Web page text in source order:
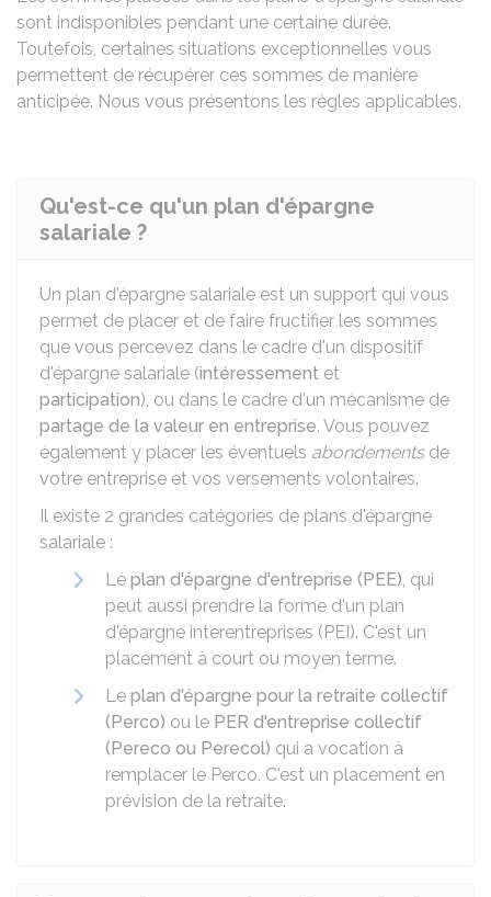
sont indisponibles pendant une certaine durée.
Toutefois, certaines situations exceptionnelles vous
permettent de récupérer ces sommes de manière
anticipée. Nous vous présentons les règles applicables.
Qu'est-ce qu'un plan d'épargne
salariale ?
Un plan d'épargne salariale est un support qui vous
permet de placer et de faire fructifier les sommes
que vous percevez dans le cadre d'un dispositif
d'épargne salariale (intéressement et
participation), ou dans le cadre d'un mécanisme de
partage de la valeur en entreprise. Vous pouvez
également y placer les éventuels abondementsde
votre entreprise et vos versements volontaires.
Il existe 2 grandes catégories de plans d'épargne
salariale :
Le plan d'épargne d'entreprise (PEE), qui
peut aussi prendre la forme d'un plan
d'épargne interentreprises (PEI). C'est un
placement à court ou moyen terme.
Le plan d'épargne pour la retraite collectif
(Perco) ou le PER d'entreprise collectif
(Pereco ou Perecol) qui a vocation à
remplacer le Perco. C'est un placement en
prévision de la retraite.